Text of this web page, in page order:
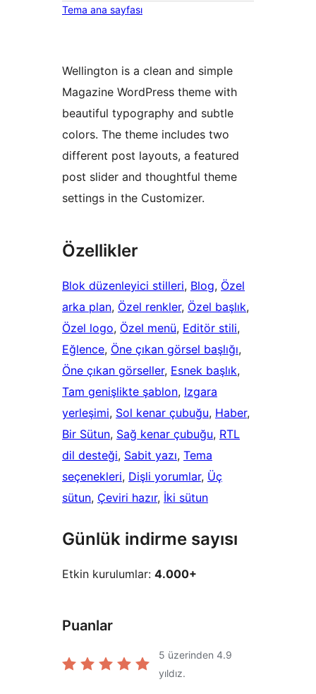
Tema ana sayfası
Wellington is a clean and simple
Magazine WordPress theme with
beautiful typography and subtle
colors. The theme includes two
different post layouts, a featured
post slider and thoughtful theme
settings in the Customizer.
Özellikler
Blok düzenleyici stilleri, Blog, Özel
arka plan, Özel renkler, Özel başlık
Özel logo, Özel menü, Editör stili
Eğlence, Öne çıkan görsel başlığı
Öne çıkan görseller, Esnek başlık
Tam genişlikte şablon, Izgara
yerleşimi, Sol kenar çubuğu, Haber
Bir Sütun, Sağ kenar çubuğu, RTL
dil desteği, Sabit yazı, Tema
seçenekleri, Dişli yorumlar, Üç
sütun, Çeviri hazır, İki sütun
Günlük indirme sayısı
Etkin kurulumlar: 4.000+
Puanlar
5 üzerinden 4.9
yıldız.